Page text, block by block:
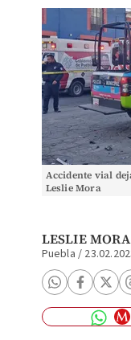
Accidente vial
Leslie Mora
LESLIE MORA
Puebla /